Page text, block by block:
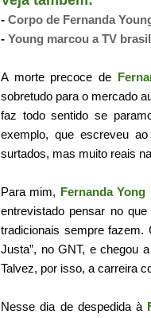
- Corpo de Fernanda
- Young marcou a TV
A morte precoce de
sobretudo para o mercado
faz todo sentido se
exemplo, que escreveu
surtados, mas muito reais
Para mim, Fernanda Yong
entrevistado pensar no
tradicionais sempre fazem.
Justa”, no GNT, e chegou
Talvez, por isso, a carreira
Nesse dia de despedida à